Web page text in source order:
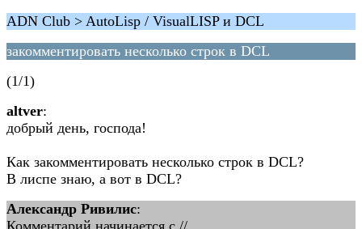
ADN Club > AutoLisp / VisualLISP и DCL
закомментировать несколько строк в DCL
(1/1)
altver:
добрый день, господа!
Как закомментировать несколько строк в DCL?
В лиспе знаю, а вот в DCL?
Александр Ривилис:
Комментарий начинается с //